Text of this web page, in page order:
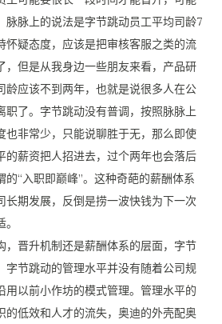
脉脉上的说法是字节跳动员工平均司龄7
怀疑态度，应该是把审核客服之类的流
，但是从我身边一些朋友来看，产品研
龄应该不到两年，也就是说很多人在公
职了。字节跳动没有普调，按照脉脉上
也非常少，只能说聊胜于无，那么即使
的薪资把人招进去，过个两年也会落后
“入职即巅峰”。这种奇葩的薪酬体系
长期发展，反倒是捞一波快钱为下一次
，晋升机制还是薪酬体系的层面，字节
字节跳动的管理水平并没有随着公司规
用以前小作坊的模式管理。管理水平的
的低效和人才的流失，奥迪的外壳配奥